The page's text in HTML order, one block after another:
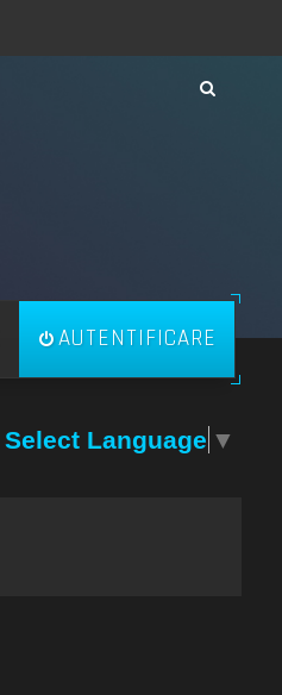
AUTENTIFICARE
Select Language ▼